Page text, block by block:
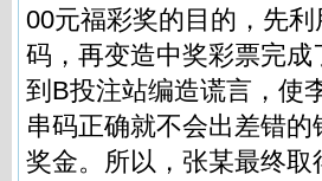
00元福彩奖的目的，先
码，再变造中奖彩票完
到B投注站编造谎言，使
串码正确就不会出差错
奖金。所以，张某最终